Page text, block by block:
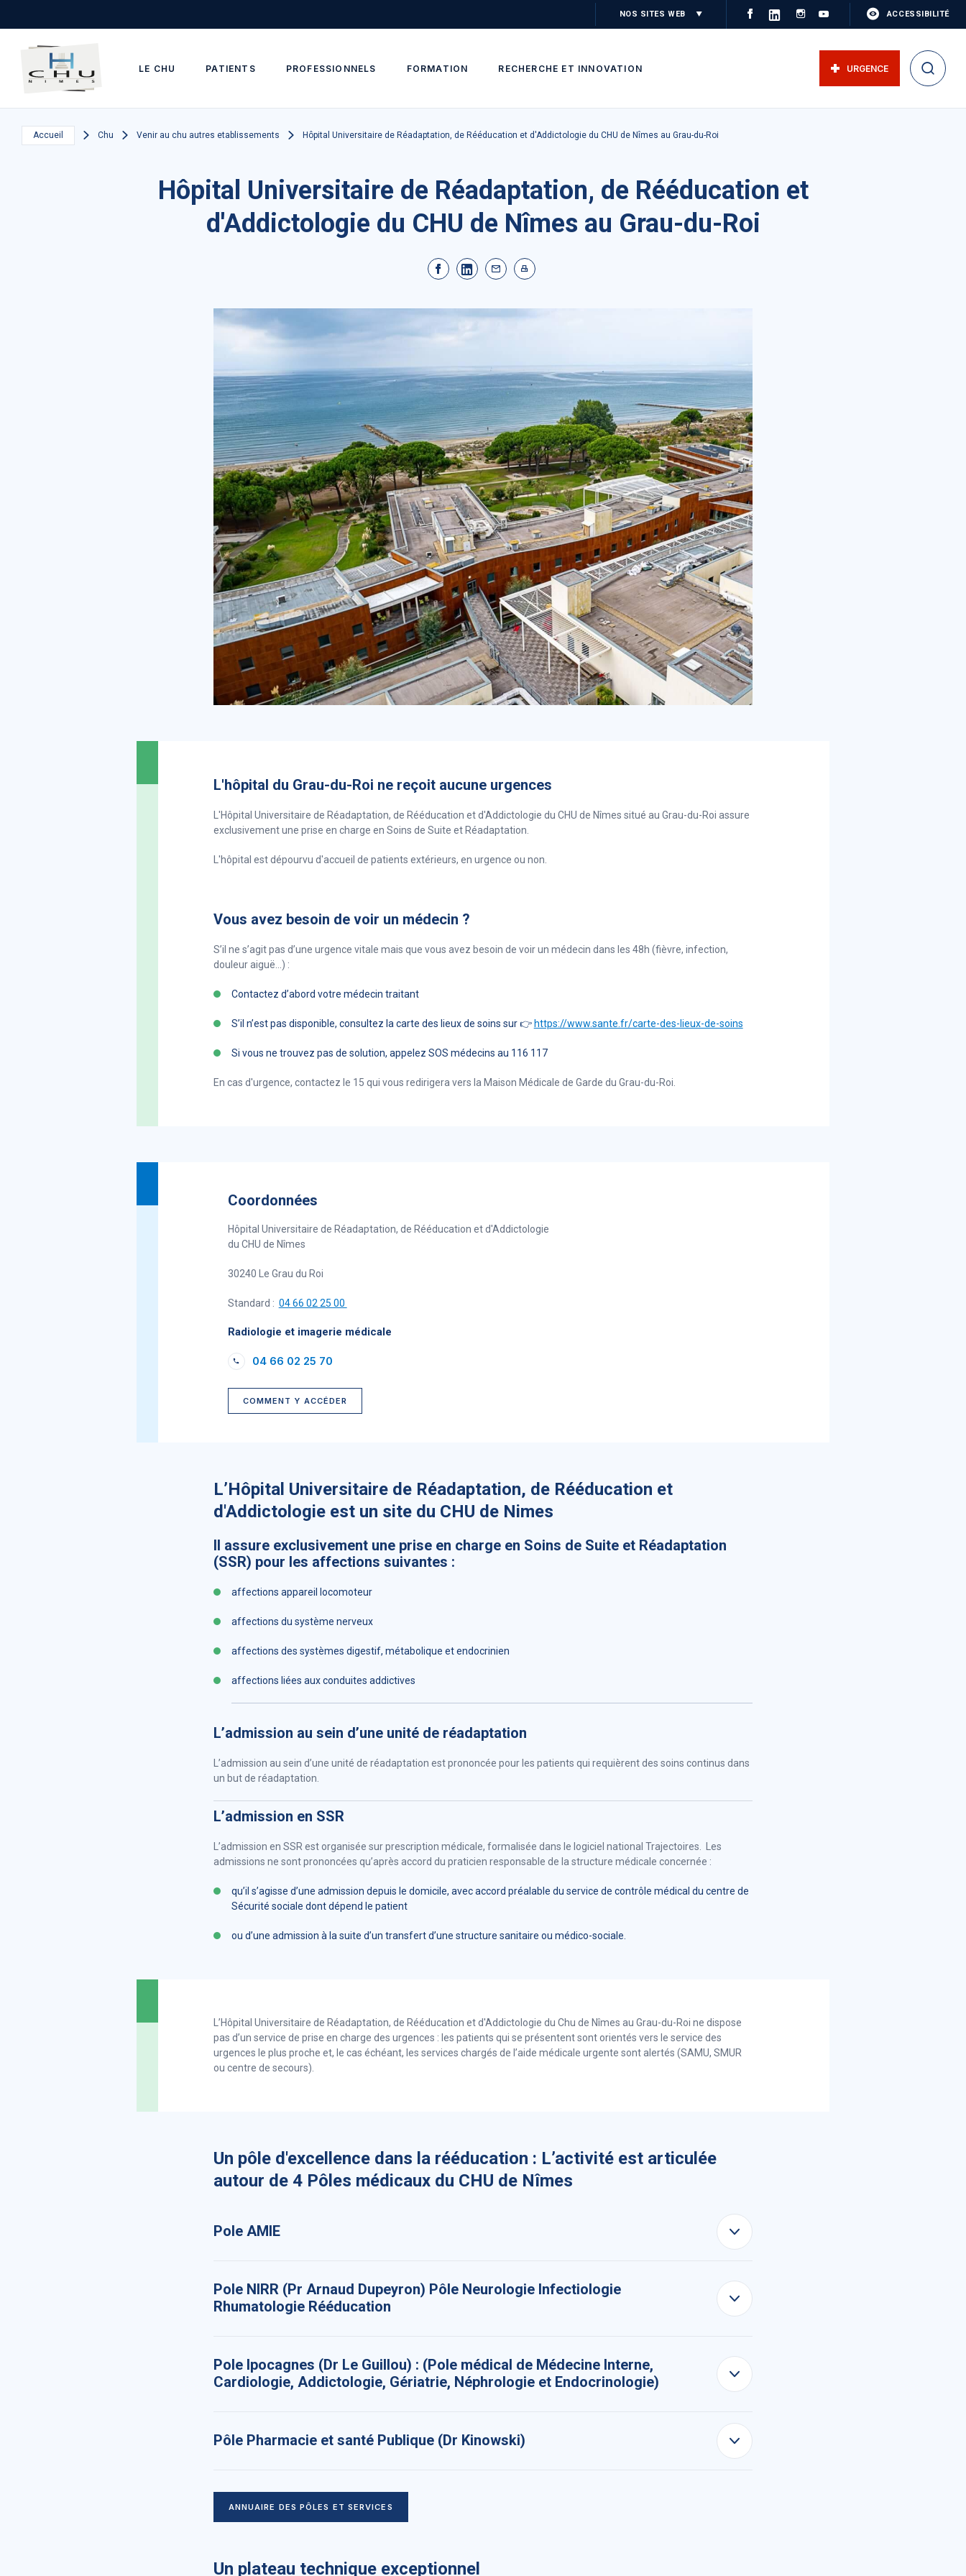
LE CHU PATIENTS PROFESSIONNELS FORMATION RECHERCHE ET INNOVATION
NOS SITES WEB ACCESSIBILITÉ
URGENCE
Accueil Chu Venir au chu autres etablissements Hôpital Universitaire de Réadaptation, de Rééducation et d'Addictologie du CHU de Nîmes au Grau-du-Roi
Hôpital Universitaire de Réadaptation, de Rééducation et
d'Addictologie du CHU de Nîmes au Grau-du-Roi
L'hôpital du Grau-du-Roi ne reçoit aucune urgences
L'Hôpital Universitaire de Réadaptation, de Rééducation et d'Addictologie du CHU de Nîmes situé au Grau-du-Roi assure
exclusivement une prise en charge en Soins de Suite et Réadaptation.
L'hôpital est dépourvu d'accueil de patients extérieurs, en urgence ou non.
Vous avez besoin de voir un médecin ?
S’il ne s’agit pas d’une urgence vitale mais que vous avez besoin de voir un médecin dans les 48h (fièvre, infection,
douleur aiguë…) :
Contactez d’abord votre médecin traitant
S’il n’est pas disponible, consultez la carte des lieux de soins sur 👉 https://www.sante.fr/carte-des-lieux-de-soins
Si vous ne trouvez pas de solution, appelez SOS médecins au 116 117
En cas d'urgence, contactez le 15 qui vous redirigera vers la Maison Médicale de Garde du Grau-du-Roi.
Coordonnées
Hôpital Universitaire de Réadaptation, de Rééducation et d'Addictologie
du CHU de Nîmes
30240 Le Grau du Roi
Standard : 04 66 02 25 00
Radiologie et imagerie médicale
04 66 02 25 70
COMMENT Y ACCÉDER
L’Hôpital Universitaire de Réadaptation, de Rééducation et
d'Addictologie est un site du CHU de Nimes
Il assure exclusivement une prise en charge en Soins de Suite et Réadaptation
(SSR) pour les affections suivantes :
affections appareil locomoteur
affections du système nerveux
affections des systèmes digestif, métabolique et endocrinien
affections liées aux conduites addictives
L’admission au sein d’une unité de réadaptation
L’admission au sein d’une unité de réadaptation est prononcée pour les patients qui requièrent des soins continus dans
un but de réadaptation.
L’admission en SSR
L’admission en SSR est organisée sur prescription médicale, formalisée dans le logiciel national Trajectoires. Les
admissions ne sont prononcées qu’après accord du praticien responsable de la structure médicale concernée :
qu’il s’agisse d’une admission depuis le domicile, avec accord préalable du service de contrôle médical du centre de
Sécurité sociale dont dépend le patient
ou d’une admission à la suite d’un transfert d’une structure sanitaire ou médico-sociale.
L’Hôpital Universitaire de Réadaptation, de Rééducation et d'Addictologie du Chu de Nîmes au Grau-du-Roi ne dispose
pas d’un service de prise en charge des urgences : les patients qui se présentent sont orientés vers le service des
urgences le plus proche et, le cas échéant, les services chargés de l’aide médicale urgente sont alertés (SAMU, SMUR
ou centre de secours).
Un pôle d'excellence dans la rééducation : L’activité est articulée
autour de 4 Pôles médicaux du CHU de Nîmes
Pole AMIE
Pole NIRR (Pr Arnaud Dupeyron) Pôle Neurologie Infectiologie
Rhumatologie Rééducation
Pole Ipocagnes (Dr Le Guillou) : (Pole médical de Médecine Interne,
Cardiologie, Addictologie, Gériatrie, Néphrologie et Endocrinologie)
Pôle Pharmacie et santé Publique (Dr Kinowski)
ANNUAIRE DES PÔLES ET SERVICES
Un plateau technique exceptionnel